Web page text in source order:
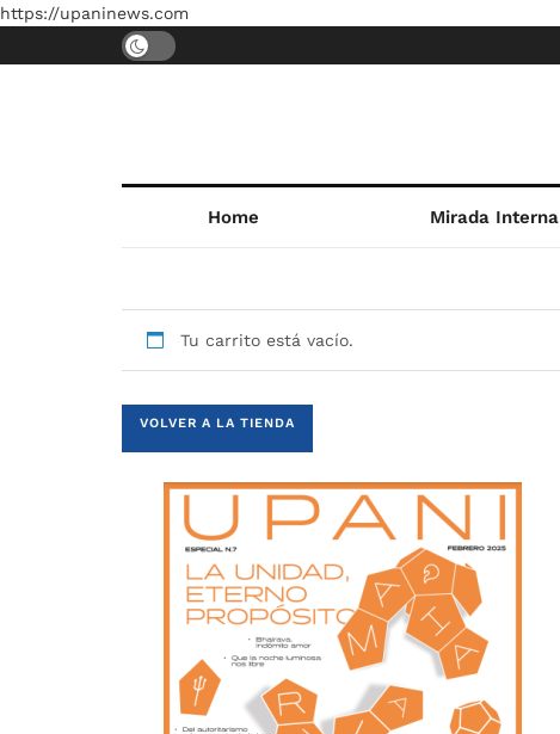
https://upaninews.com
Home Mirada Interna
Tu carrito está vacío.
VOLVER A LA TIENDA